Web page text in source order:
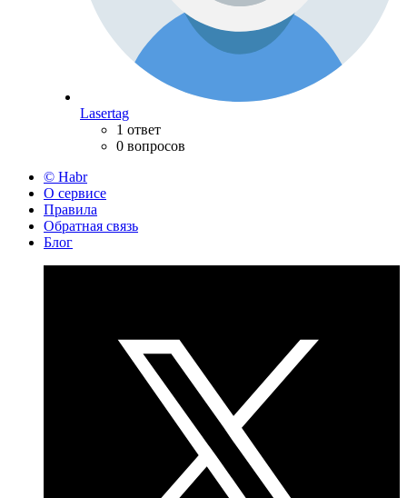
Lasertag
1 ответ
0 вопросов
© Habr
О сервисе
Правила
Обратная связь
Блог